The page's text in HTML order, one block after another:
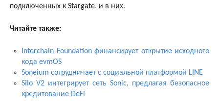
подключенных к Stargate, и в них.
Читайте также:
Interchain Foundation финансирует открытие исходного
кода evmOS
Soneium сотрудничает с социальной платформой LINE
Silo V2 интегрирует сеть Sonic, предлагая безопасное
кредитование DeFi